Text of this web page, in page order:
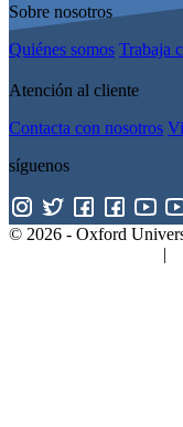
Sobre nosotros
Quiénes somos Trabaja
Atención al cliente
Contacta con nosotros
síguenos
© 2026 - Oxford
|